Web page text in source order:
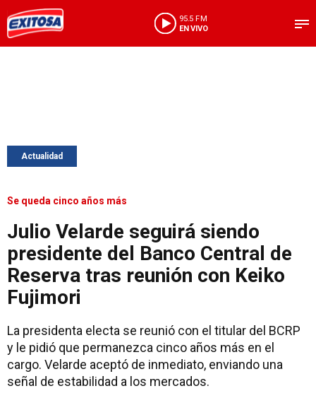
95.5 FM
EN VIVO
Actualidad
Se queda cinco años más
Julio Velarde seguirá siendo
presidente del Banco Central de
Reserva tras reunión con Keiko
Fujimori
La presidenta electa se reunió con el titular del BCRP
y le pidió que permanezca cinco años más en el
cargo. Velarde aceptó de inmediato, enviando una
señal de estabilidad a los mercados.